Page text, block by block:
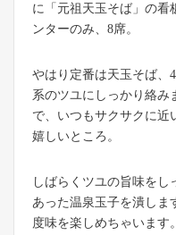
に「元祖天玉そば」の看
ンターのみ、8席。
やはり定番は天玉そば、
系のツユにしっかり絡み
で、いつもサクサクに近
嬉しいところ。
しばらくツユの旨味を
あった温泉玉子を潰しま
度味を楽しめちゃいます